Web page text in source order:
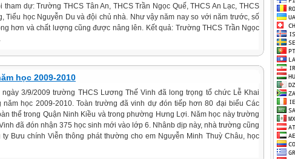
tham dự: Trường THCS Tân An, THCS Trần Ngọc Quế, THCS An Lạc, THCS
Tiểu học Nguyễn Du và đội chủ nhà. Như vậy năm nay so với năm trước, số
hơn và chất lượng cũng được nâng lên. Kết quả: Trường THCS Trần Ngọc
học 2009-2010
ngày 3/9/2009 trường THCS Lương Thế Vinh đã long trọng tổ chức Lễ Khai
năm học 2009-2010. Toàn trường đã vinh dự đón tiếp hơn 80 đại biểu Các
thể trong Quận Ninh Kiều và trong phường Hưng Lợi. Năm học này trường
đã đón nhận 375 học sinh mới vào lớp 6. Nhânb dịp này, nhà trường cũng
Bưu chính Viễn thông phát thường cho em Nguyễn Minh Thuỳ Châu, học